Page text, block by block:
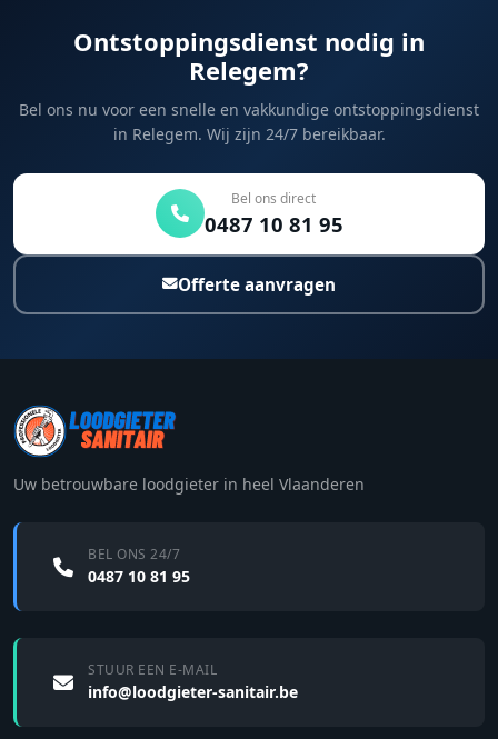
Ontstoppingsdienst nodig in
Relegem?
Bel ons nu voor een snelle en vakkundige ontstoppingsdienst
in Relegem. Wij zijn 24/7 bereikbaar.
Bel ons direct
0487 10 81 95
Offerte aanvragen
Uw betrouwbare loodgieter in heel Vlaanderen
BEL ONS 24/7
0487 10 81 95
STUUR EEN E-MAIL
info@loodgieter-sanitair.be